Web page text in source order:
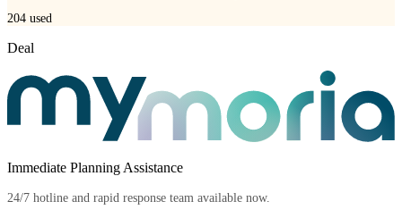
204 used
Deal
Immediate Planning Assistance
24/7 hotline and rapid response team available now.